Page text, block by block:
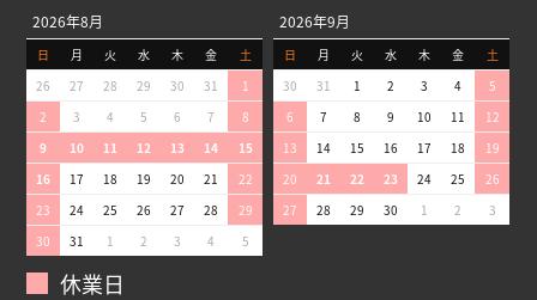
2026年8月
日 月 火 水 木 金
土
26
27 28 29 30 31
1
2
3 4 5 6 7
8
9
10 11 12 13 14
15
16
17 18 19 20 21
22
23
24 25 26 27 28
29
30
31 1 2 3 4 5
2026年9月
日 月 火 水 木 金
土
30
31 1 2 3 4
5
6
7 8 9 10 11
12
13
14 15 16 17 18
19
20
21 22 23 24 25
26
27
28 29 30 1 2 3
休業日